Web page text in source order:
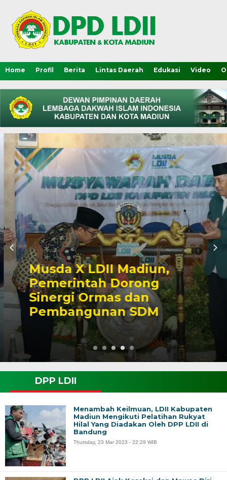
Home Profil Berita Lintas Daerah Edukasi Video
Musda X LDII Madiun,
Pemerintah Dorong
Sinergi Ormas dan
Pembangunan SDM
DPP LDII
Menambah Keilmuan, LDII Kabupaten
Madiun Mengikuti Pelatihan Rukyat
Hilal Yang Diadakan Oleh DPP LDII di
Bandung
Thursday, 23 Mar 2023 - 22:29 WIB